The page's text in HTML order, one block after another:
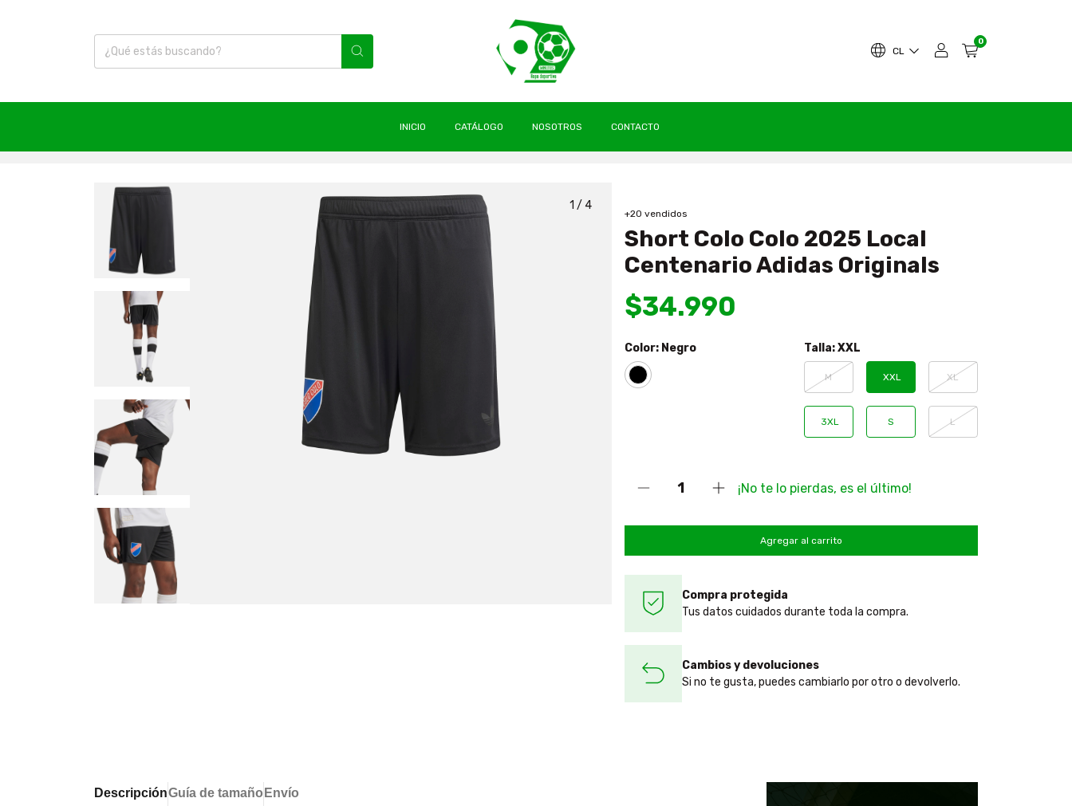
CL
0
INICIO CATÁLOGO NOSOTROS
CONTACTO
1 / 4
+20 vendidos
Short Colo Colo 2025 Local
Centenario Adidas Originals
$34.990
Color: Negro Talla:XXL
M XXL XL
3XL S L
¡No te lo pierdas, es el último!
Compra protegida
Tus datos cuidados durante toda la compra.
Cambios y devoluciones
Si no te gusta, puedes cambiarlo por otro o devolverlo.
DescripciónGuía de tamaño Envío